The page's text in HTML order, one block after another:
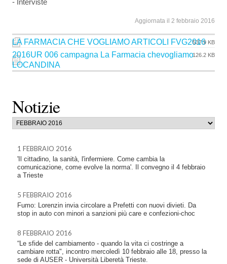
Notizie
1 FEBBRAIO 2016
'Il cittadino, la sanità, l'infermiere. Come cambia la
comunicazione, come evolve la norma'. Il convegno il 4 febbraio
a Trieste
5 FEBBRAIO 2016
Fumo: Lorenzin invia circolare a Prefetti con nuovi divieti. Da
stop in auto con minori a sanzioni più care e confezioni-choc
8 FEBBRAIO 2016
“Le sfide del cambiamento - quando la vita ci costringe a
cambiare rotta", incontro mercoledì 10 febbraio alle 18, presso la
sede di AUSER - Università Liberetà Trieste.
- Interviste
Aggiornata il 2 febbraio 2016
LA FARMACIA CHE VOGLIAMO ARTICOLI FVG2016
537.9 KB
2016UR 006 campagna La Farmacia chevogliamo
LOCANDINA
126.2 KB